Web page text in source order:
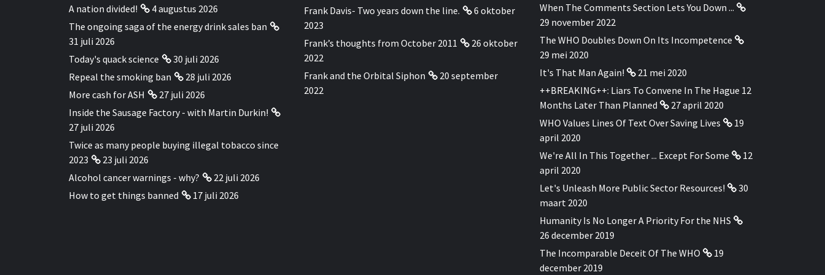
A nation divided!
4 augustus 2026
The ongoing saga of the energy drink sales ban
31 juli 2026
Today's quack science
30 juli 2026
Repeal the smoking ban
28 juli 2026
More cash for ASH
27 juli 2026
Inside the Sausage Factory - with Martin Durkin!
27 juli 2026
Twice as many people buying illegal tobacco since
2023
23 juli 2026
Alcohol cancer warnings - why?
22 juli 2026
How to get things banned
17 juli 2026
Frank Davis- Two years down the line.
6 oktober
2023
Frank’s thoughts from October 2011
26 oktober
2022
Frank and the Orbital Siphon
20 september
2022
When The Comments Section Lets You Down ...
29 november 2022
The WHO Doubles Down On Its Incompetence
29 mei 2020
It's That Man Again!
21 mei 2020
++BREAKING++: Liars To Convene In The Hague 12
Months Later Than Planned
27 april 2020
WHO Values Lines Of Text Over Saving Lives
19
april 2020
We're All In This Together ... Except For Some
12
april 2020
Let's Unleash More Public Sector Resources!
30
maart 2020
Humanity Is No Longer A Priority For the NHS
26 december 2019
The Incomparable Deceit Of The WHO
19
december 2019